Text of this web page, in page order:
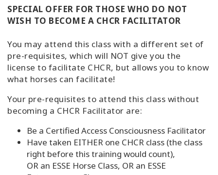
SPECIAL OFFER FOR THOSE WHO DO NOT
WISH TO BECOME A CHCR FACILITATOR
You may attend this class with a different set of
pre-requisites, which will NOT give you the
license to facilitate CHCR, but allows you to know
what horses can facilitate!
Your pre-requisites to attend this class without
becoming a CHCR Facilitator are:
Be a Certified Access Consciousness Facilitator
Have taken EITHER one CHCR class (the class
right before this training would count),
OR an ESSE Horse Class, OR an ESSE